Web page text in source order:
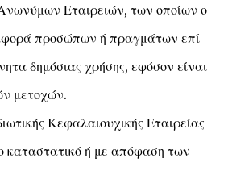
Εταιρειών, των οποίων ο
προσώπων ή πραγμάτων επί
δημόσιας χρήσης, εφόσον είναι
μετοχών.
Κεφαλαιουχικής Εταιρείας
καταστατικό ή με απόφαση των